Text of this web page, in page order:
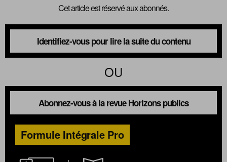
Cet article est réservé aux abonnés.
Identifiez-vous pour lire la suite du contenu
OU
Abonnez-vous à la revue Horizons publics
Formule Intégrale Pro